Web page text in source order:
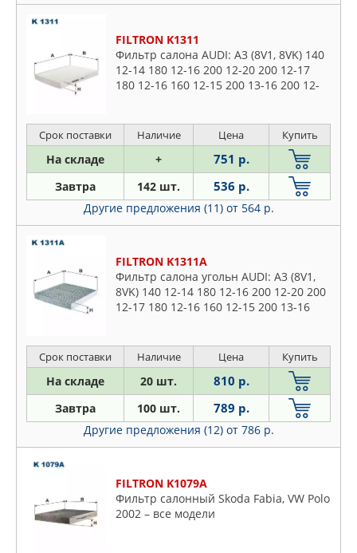
FILTRON K1311
Фильтр салона AUDI: A3 (8V1, 8VK) 140
12-14 180 12-16 200 12-20 200 12-17
180 12-16 160 12-15 200 13-16 200 12-
Срок поставки Наличие Цена Купить
На складе + 751 р.
Завтра 142 шт. 536 р.
Другие предложения (11) от 564 р.
FILTRON K1311A
Фильтр салона угольн AUDI: A3 (8V1,
8VK) 140 12-14 180 12-16 200 12-20 200
12-17 180 12-16 160 12-15 200 13-16
Срок поставки Наличие Цена Купить
На складе 20 шт. 810 р.
Завтра 100 шт. 789 р.
Другие предложения (12) от 786 р.
FILTRON K1079A
Фильтр салонный Skoda Fabia, VW Polo
2002 – все модели